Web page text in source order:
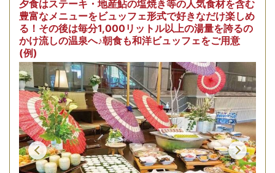
夕食はステーキ・地産鮎の塩焼き等の人気食材を含む
豊富なメニューをビュッフェ形式で好きなだけ楽しめ
る！その後は毎分1,000リットル以上の湯量を誇るの
かけ流しの温泉へ♪朝食も和洋ビュッフェをご用意
(例)